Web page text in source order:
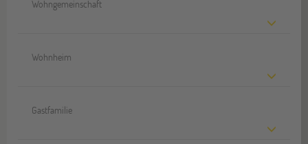
Wohngemeinschaft
Wohnheim
Gastfamilie